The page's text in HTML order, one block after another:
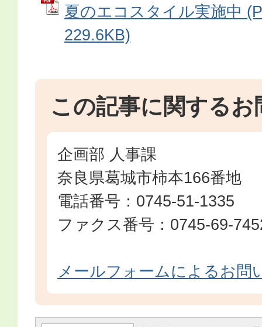
夏のエコスタイル実施中
229.6KB)
この記事に関するお
企画部 人事課
奈良県葛城市柿本166番地
電話番号：0745-51-1335
ファクス番号：0745-69-
メールフォームによるお問